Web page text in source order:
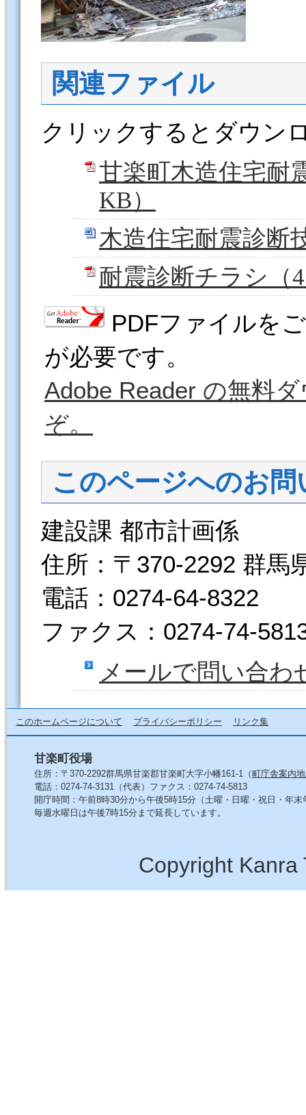
関連ファイル
クリックするとダウン
甘楽町木造住宅耐
KB）
木造住宅耐震診断
耐震診断チラシ（
PDFファイルを
が必要です。
Adobe Reader の無料
ぞ。
このページへのお問
建設課 都市計画係
住所：〒370-2292 群馬
電話：0274-64-8322
ファクス：0274-74-
メールで問い合わ
このホームページについて プライバシーポリシー リンク集
甘楽町役場
住所：〒370-2292群馬県甘楽郡甘楽町大字小幡161-1（町庁舎案内
電話：0274-74-3131（代表）ファクス：0274-74-5813
開庁時間：午前8時30分から午後5時15分（土曜・日曜・祝日・年末
毎週水曜日は午後7時15分まで延長しています。
Copyright Kanra